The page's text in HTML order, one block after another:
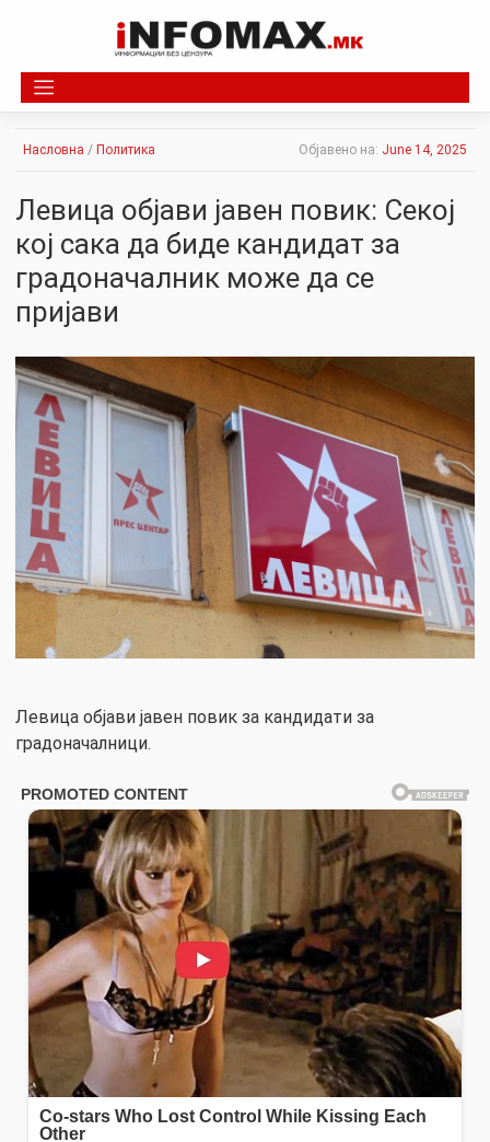
Насловна / Политика Објавено на: June 14, 2025
Левица објави јавен повик: Секој
кој сака да биде кандидат за
градоначалник може да се
пријави
Левица објави јавен повик за кандидати за
градоначалници.